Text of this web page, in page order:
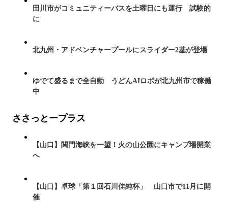
田川市がコミュニティーバスを土曜日にも運行 試験的
に
北九州・アドベンチャープールにスライダー2基が登場
ゆでて盛るまで全自動 うどんAIロボが北九州市で稼働
中
ささっとープラス
【山口】関門海峡を一望！火の山公園にキャンプ場開業
へ
【山口】卓球「第１回石川佳純杯」 山口市で11月に開
催